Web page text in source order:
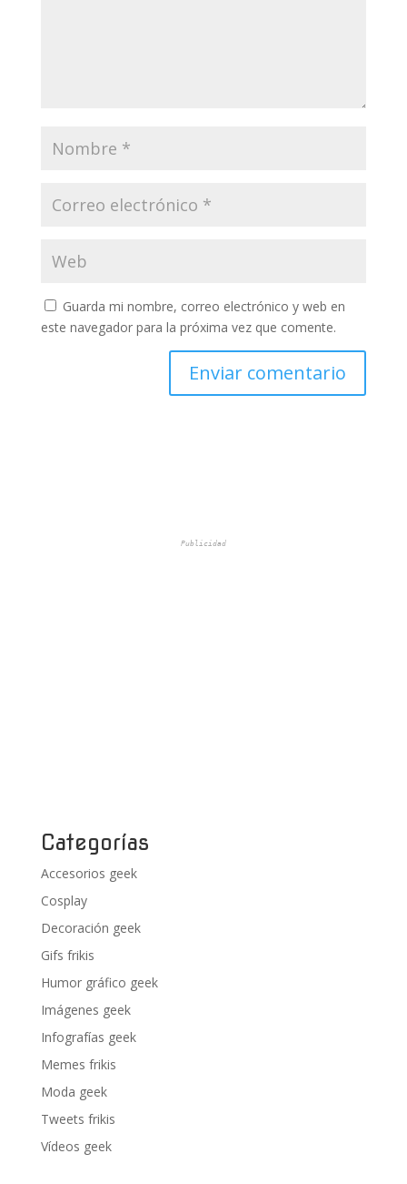
Guarda mi nombre, correo electrónico y web en
este navegador para la próxima vez que comente.
Publicidad
Categorías
Accesorios geek
Cosplay
Decoración geek
Gifs frikis
Humor gráfico geek
Imágenes geek
Infografías geek
Memes frikis
Moda geek
Tweets frikis
Vídeos geek